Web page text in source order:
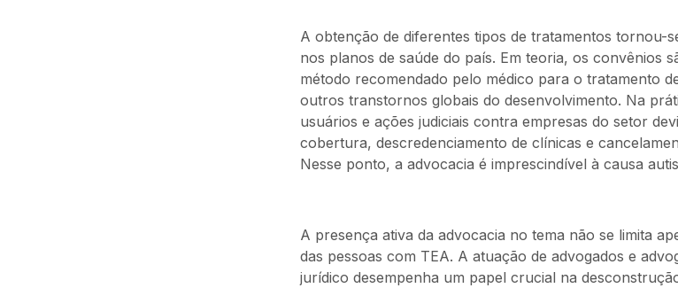
A obtenção de diferentes tipos de tratamentos tornou-
nos planos de saúde do país. Em teoria, os convênios
método recomendado pelo médico para o tratamento
outros transtornos globais do desenvolvimento. Na
usuários e ações judiciais contra empresas do setor
cobertura, descredenciamento de clínicas e
Nesse ponto, a advocacia é imprescindível à causa
A presença ativa da advocacia no tema não se limita
das pessoas com TEA. A atuação de advogados e
jurídico desempenha um papel crucial na